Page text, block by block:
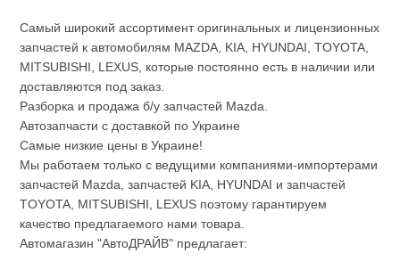
Самый широкий ассортимент оригинальных и лицензионных
запчастей к автомобилям MAZDA, KIA, HYUNDAI, TOYOTA,
MITSUBISHI, LEXUS, которые постоянно есть в наличии или
доставляются под заказ.
Разборка и продажа б/у запчастей Mazda.
Автозапчасти с доставкой по Украине
Самые низкие цены в Украине!
Мы работаем только с ведущими компаниями-импортерами
запчастей Mazda, запчастей KIA, HYUNDAI и запчастей
TOYOTA, MITSUBISHI, LEXUS поэтому гарантируем
качество предлагаемого нами товара.
Автомагазин "АвтоДРАЙВ" предлагает: